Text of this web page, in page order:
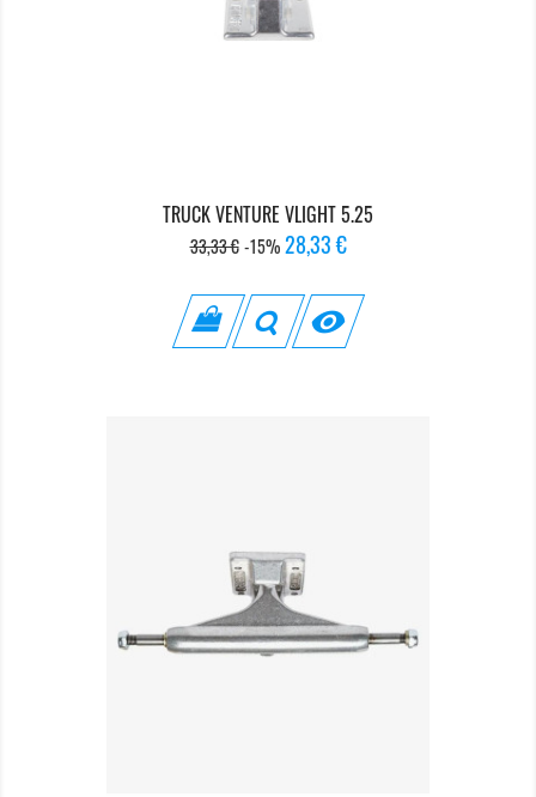
TRUCK VENTURE VLIGHT 5.25
Prix
de
base
33,33 € -15% Prix
28,33 €
